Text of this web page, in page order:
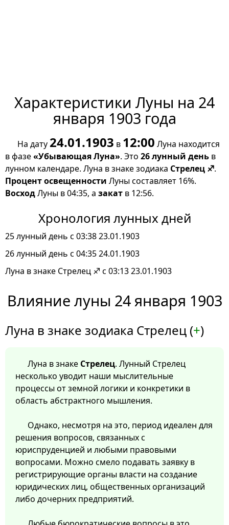
Характеристики Луны на 24
января 1903 года
На дату 24.01.1903 в 12:00 Луна находится
в фазе«Убывающая Луна». Это 26 лунный день в
лунном календаре. Луна в знаке зодиака Стрелец ♐.
Процент освещенности Луны составляет 16%.
ВосходЛуны в 04:35, а закат в 12:56.
Хронология лунных дней
25 лунный день с 03:38 23.01.1903
26 лунный день с 04:35 24.01.1903
Луна в знаке Стрелец ♐ с 03:13 23.01.1903
Влияние луны 24 января 1903
Луна в знаке зодиака Стрелец (+)
Луна в знаке Стрелец. Лунный Стрелец
несколько уводит наши мыслительные
процессы от земной логики и конкретики в
область абстрактного мышления.
Однако, несмотря на это, период идеален для
решения вопросов, связанных с
юриспруденцией и любыми правовыми
вопросами. Можно смело подавать заявку в
регистрирующие органы власти на создание
юридических лиц, общественных организаций
либо дочерних предприятий.